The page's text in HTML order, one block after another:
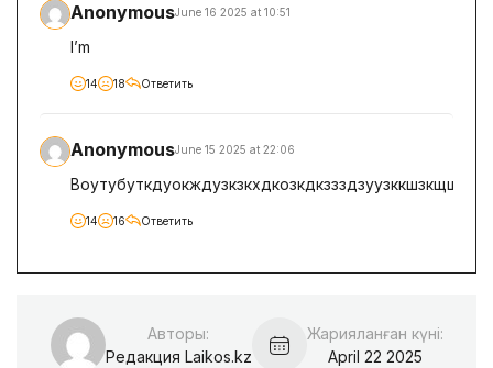
AnonymousJune 16 2025 at 10:51
I’m
14 18 Ответить
AnonymousJune 15 2025 at 22:06
14 16 Ответить
Авторы:
Редакция Laikos.kz
Жарияланған күні:
April 22 2025